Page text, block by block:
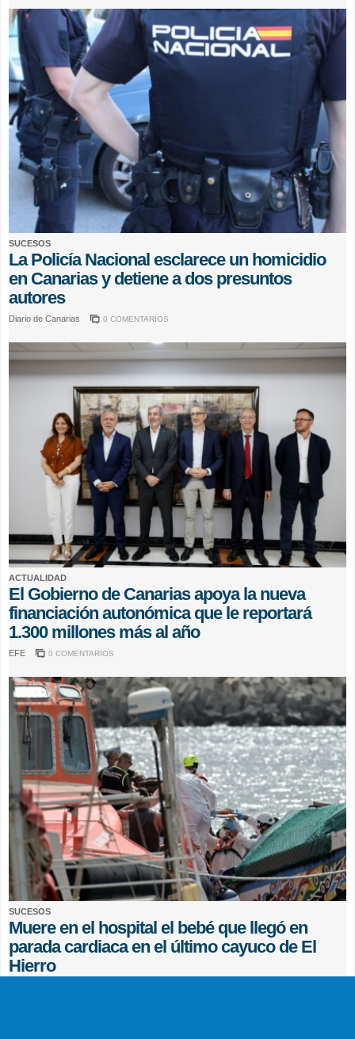
SUCESOS
La Policía Nacional esclarece un homicidio
en Canarias y detiene a dos presuntos
autores
Diario de Canarias 0 COMENTARIOS
ACTUALIDAD
El Gobierno de Canarias apoya la nueva
financiación autonómica que le reportará
1.300 millones más al año
EFE 0 COMENTARIOS
SUCESOS
Muere en el hospital el bebé que llegó en
parada cardiaca en el último cayuco de El
Hierro